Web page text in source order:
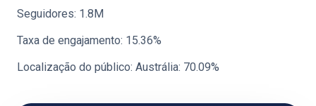
Seguidores: 1.8M
Taxa de engajamento: 15.36%
Localização do público: Austrália: 70.09%